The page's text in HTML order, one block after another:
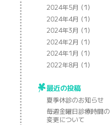
2024年5月 (1)
2024年4月 (1)
2024年3月 (1)
2024年2月 (1)
2024年1月 (1)
2022年8月 (1)
最近の投稿
夏季休診のお知らせ
毎週金曜日診療時間の
変更について